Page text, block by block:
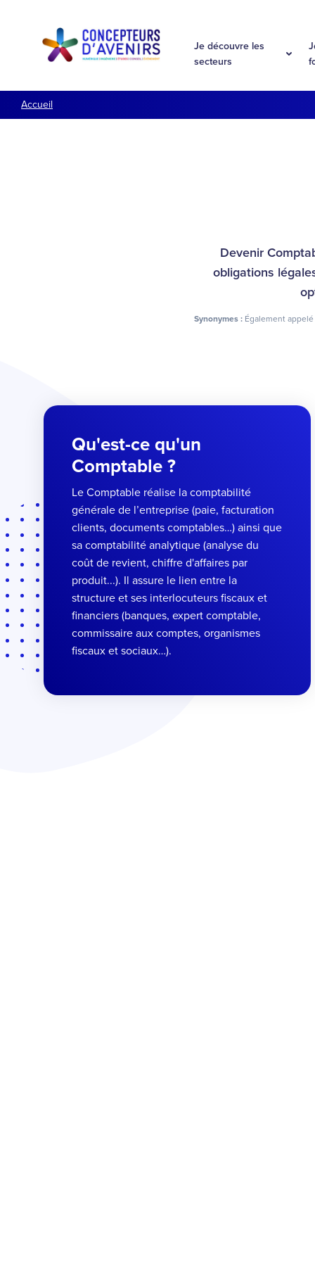
Je découvre les
secteurs
Accueil
Devenir
obligations
Synonymes : Également
Qu'est-ce qu'un
Comptable ?
Le Comptable réalise la comptabilité
générale de l’entreprise (paie, facturation
clients, documents comptables…) ainsi que
sa comptabilité analytique (analyse du
coût de revient, chiffre d'affaires par
produit...). Il assure le lien entre la
structure et ses interlocuteurs fiscaux et
financiers (banques, expert comptable,
commissaire aux comptes, organismes
fiscaux et sociaux…).